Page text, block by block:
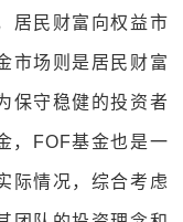
居民财富向权益市
市场则是居民财富
保守稳健的投资者
，FOF基金也是一
际情况，综合考虑